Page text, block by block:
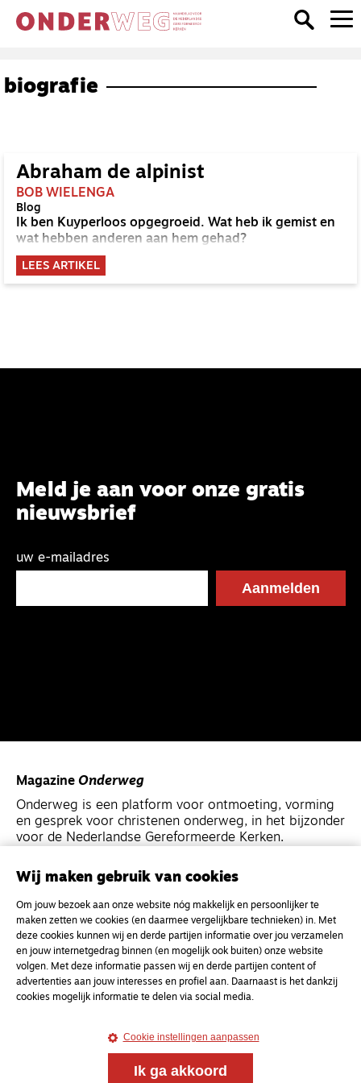
biografie
Abraham de alpinist
BOB WIELENGA
Blog
Ik ben Kuyperloos opgegroeid. Wat heb ik gemist en
wat hebben anderen aan hem gehad?
LEES ARTIKEL
Meld je aan voor onze gratis
nieuwsbrief
uw e-mailadres
Magazine Onderweg
Onderweg is een platform voor ontmoeting, vorming
en gesprek voor christenen onderweg, in het bijzonder
voor de Nederlandse Gereformeerde Kerken.
MagazineOnderweg
Kvk-nummer 33277063
NL46 INGB 0117 5827 86
info@onderwegonline.nl
Wij maken gebruik van cookies
Om jouw bezoek aan onze website nóg makkelijk en persoonlijker te
maken zetten we cookies (en daarmee vergelijkbare technieken) in. Met
deze cookies kunnen wij en derde partijen informatie over jou verzamelen
en jouw internetgedrag binnen (en mogelijk ook buiten) onze website
volgen. Met deze informatie passen wij en derde partijen content of
advertenties aan jouw interesses en profiel aan. Daarnaast is het dankzij
cookies mogelijk informatie te delen via social media.
Cookie instellingen aanpassen
Ik ga akkoord